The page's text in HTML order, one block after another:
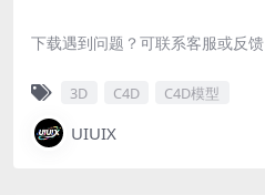
下载遇到问题？可联系客服或反馈
3D C4D C4D模型
UIUIX